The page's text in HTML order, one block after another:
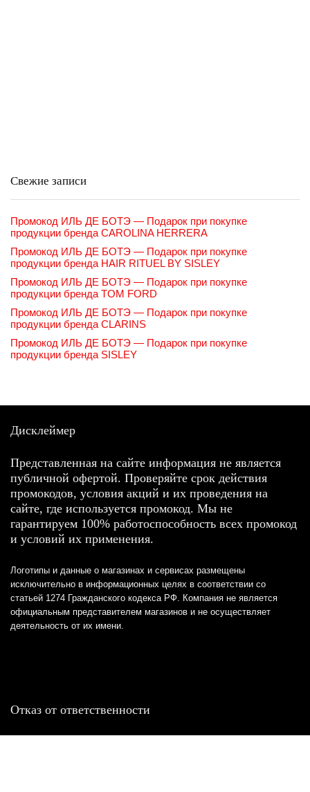
Свежие записи
Промокод ИЛЬ ДЕ БОТЭ — Подарок при покупке
продукции бренда CAROLINA HERRERA
Промокод ИЛЬ ДЕ БОТЭ — Подарок при покупке
продукции бренда HAIR RITUEL BY SISLEY
Промокод ИЛЬ ДЕ БОТЭ — Подарок при покупке
продукции бренда TOM FORD
Промокод ИЛЬ ДЕ БОТЭ — Подарок при покупке
продукции бренда CLARINS
Промокод ИЛЬ ДЕ БОТЭ — Подарок при покупке
продукции бренда SISLEY
Дисклеймер
Представленная на сайте информация не является
публичной офертой. Проверяйте срок действия
промокодов, условия акций и их проведения на
сайте, где используется промокод. Мы не
гарантируем 100% работоспособность всех промокод
и условий их применения.
Логотипы и данные о магазинах и сервисах размещены
исключительно в информационных целях в соответствии со
статьей 1274 Гражданского кодекса РФ. Компания не является
официальным представителем магазинов и не осуществляет
деятельность от их имени.
Отказ от ответственности